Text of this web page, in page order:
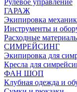
Рулевое управление
ГАРАЖ
Экипировка
Инструменты и
Расходные
СИМРЕЙСИНГ
Экипировка для
Кресла для
ФАН ШОП
Клубная одежда и